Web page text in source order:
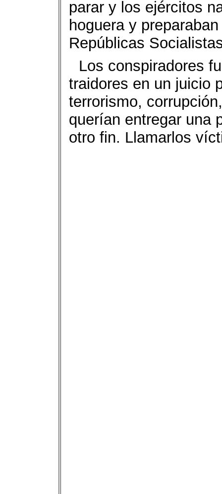
parar y los ejércitos
hoguera y
Repúblicas
Los conspiradores
traidores en un juicio
terrorismo,
querían entregar una
otro fin. Llamarlos